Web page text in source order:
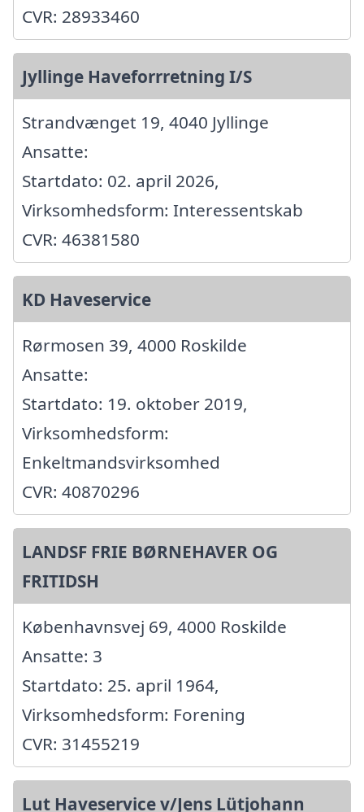
CVR: 28933460
Jyllinge Haveforrretning I/S
Strandvænget 19, 4040 Jyllinge
Ansatte:
Startdato: 02. april 2026,
Virksomhedsform: Interessentskab
CVR: 46381580
KD Haveservice
Rørmosen 39, 4000 Roskilde
Ansatte:
Startdato: 19. oktober 2019,
Virksomhedsform:
Enkeltmandsvirksomhed
CVR: 40870296
LANDSF FRIE BØRNEHAVER OG
FRITIDSH
Københavnsvej 69, 4000 Roskilde
Ansatte: 3
Startdato: 25. april 1964,
Virksomhedsform: Forening
CVR: 31455219
Lut Haveservice v/Jens Lütjohann